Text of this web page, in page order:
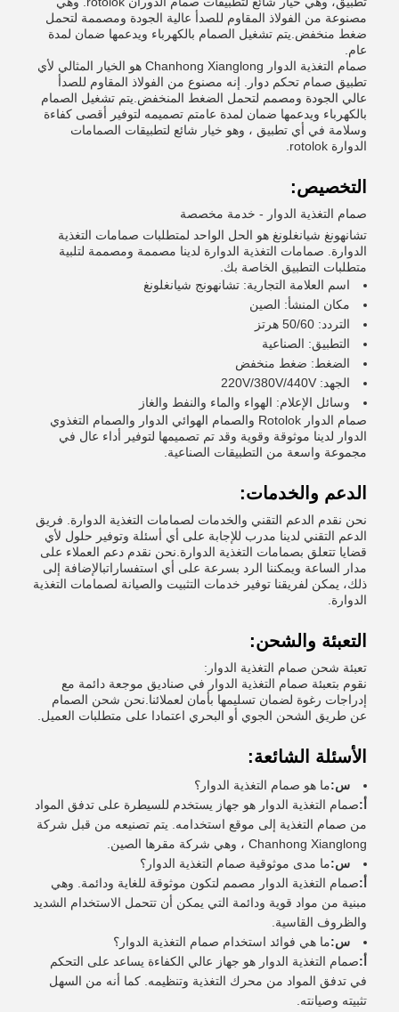
مصنوعة من الفولاذ المقاوم للصدأ عالية الجودة ومصممة لتحمل
ضغط منخفض.يتم تشغيل الصمام بالكهرباء ويدعمها ضمان لمدة
عام.
صمام التغذية الدوار Chanhong Xianglong هو الخيار المثالي لأي
تطبيق صمام تحكم دوار. إنه مصنوع من الفولاذ المقاوم للصدأ
عالي الجودة ومصمم لتحمل الضغط المنخفض.يتم تشغيل الصمام
بالكهرباء ويدعمها ضمان لمدة عامتم تصميمه لتوفير أقصى كفاءة
وسلامة في أي تطبيق ، وهو خيار شائع لتطبيقات الصمامات
الدوارة rotolok.
التخصيص:
صمام التغذية الدوار - خدمة مخصصة
تشانهونغ شيانغلونغ هو الحل الواحد لمتطلبات صمامات التغذية
الدوارة. صمامات التغذية الدوارة لدينا مصممة ومصممة لتلبية
متطلبات التطبيق الخاصة بك.
اسم العلامة التجارية: تشانهونج شيانغلونغ
مكان المنشأ: الصين
التردد: 50/60 هرتز
التطبيق: الصناعية
الضغط: ضغط منخفض
الجهد: 220V/380V/440V
وسائل الإعلام: الهواء والماء والنفط والغاز
صمام الدوار Rotolok والصمام الهوائي الدوار والصمام التغذوي
الدوار لدينا موثوقة وقوية وقد تم تصميمها لتوفير أداء عال في
مجموعة واسعة من التطبيقات الصناعية.
الدعم والخدمات:
نحن نقدم الدعم التقني والخدمات لصمامات التغذية الدوارة. فريق
الدعم التقني لدينا مدرب للإجابة على أي أسئلة وتوفير حلول لأي
قضايا تتعلق بصمامات التغذية الدوارة.نحن نقدم دعم العملاء على
مدار الساعة ويمكننا الرد بسرعة على أي استفساراتبالإضافة إلى
ذلك، يمكن لفريقنا توفير خدمات التثبيت والصيانة لصمامات التغذية
الدوارة.
التعبئة والشحن:
تعبئة شحن صمام التغذية الدوار:
نقوم بتعبئة صمام التغذية الدوار في صناديق موجعة دائمة مع
إدراجات رغوة لضمان تسليمها بأمان لعملائنا.نحن شحن الصمام
عن طريق الشحن الجوي أو البحري اعتمادا على متطلبات العميل.
الأسئلة الشائعة:
س:ما هو صمام التغذية الدوار؟
أ:صمام التغذية الدوار هو جهاز يستخدم للسيطرة على تدفق المواد
من صمام التغذية إلى موقع استخدامه. يتم تصنيعه من قبل شركة
Chanhong Xianglong ، وهي شركة مقرها الصين.
س:ما مدى موثوقية صمام التغذية الدوار؟
أ:صمام التغذية الدوار مصمم لتكون موثوقة للغاية ودائمة. وهي
مبنية من مواد قوية ودائمة التي يمكن أن تتحمل الاستخدام الشديد
والظروف القاسية.
س:ما هي فوائد استخدام صمام التغذية الدوار؟
أ:صمام التغذية الدوار هو جهاز عالي الكفاءة يساعد على التحكم
في تدفق المواد من محرك التغذية وتنظيمه. كما أنه من السهل
تثبيته وصيانته.